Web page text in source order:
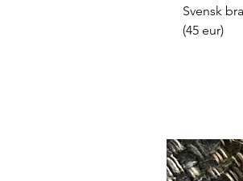
Svensk
(45 eur)